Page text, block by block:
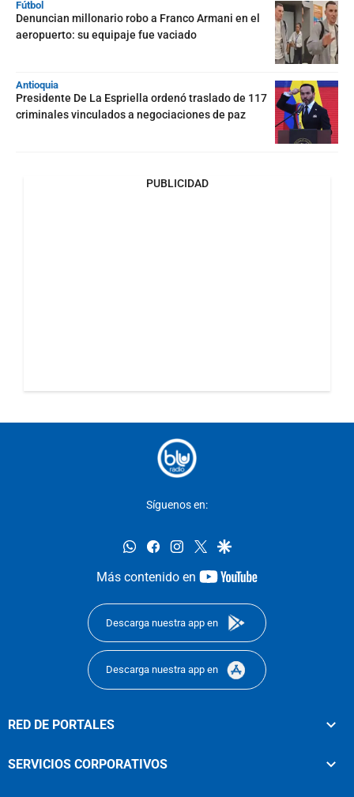
Fútbol
Denuncian millonario robo a Franco Armani en el
aeropuerto: su equipaje fue vaciado
Antioquia
Presidente De La Espriella ordenó traslado de 117
criminales vinculados a negociaciones de paz
PUBLICIDAD
Síguenos en:
whatsappfacebookinstagram
twittergoogle
Más contenido en
youtube-
Descarga nuestra app en
Descarga nuestra app en
RED DE PORTALES
SERVICIOS CORPORATIVOS